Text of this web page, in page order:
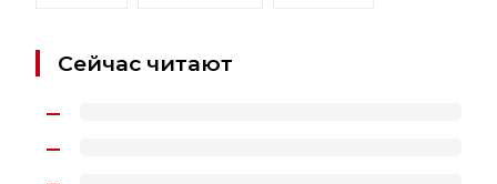
Сейчас читают